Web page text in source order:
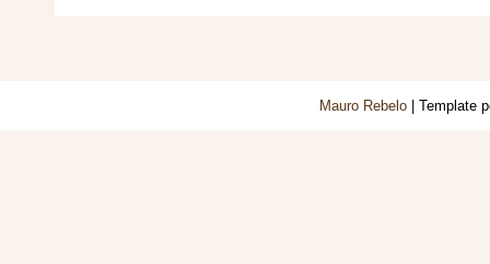
Mauro Rebelo | Template